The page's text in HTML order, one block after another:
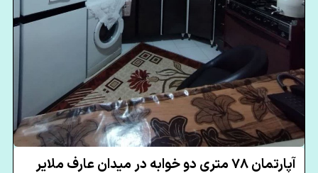
آپارتمان 78 متری دو خوابه در میدان عارف ملایر